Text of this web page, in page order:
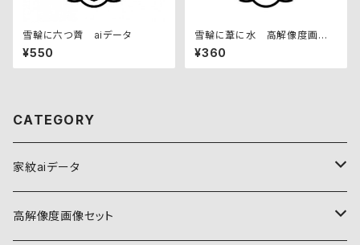
雪輪に六つ薺 aiデータ
¥550
雪輪に葦に水 高解像度画像
セット
¥360
CATEGORY
家紋aiデータ
自然紋
高解像度画像セット